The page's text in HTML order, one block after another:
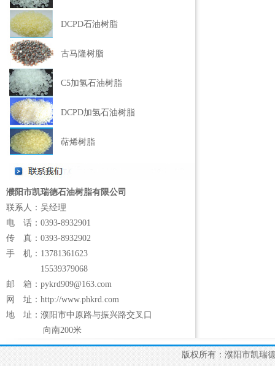
DCPD石油树脂
古马隆树脂
C5加氢石油树脂
DCPD加氢石油树脂
萜烯树脂
濮阳市凯瑞德石油树脂有限公司
联系人：吴经理
电 话：0393-8932901
传 真：0393-8932902
手 机：13781361623
15539379068
邮 箱：pykrd909@163.com
网 址：http://www.phkrd.com
地 址：濮阳市中原路与振兴路交叉口
向南200米
版权所有：濮阳市凯瑞